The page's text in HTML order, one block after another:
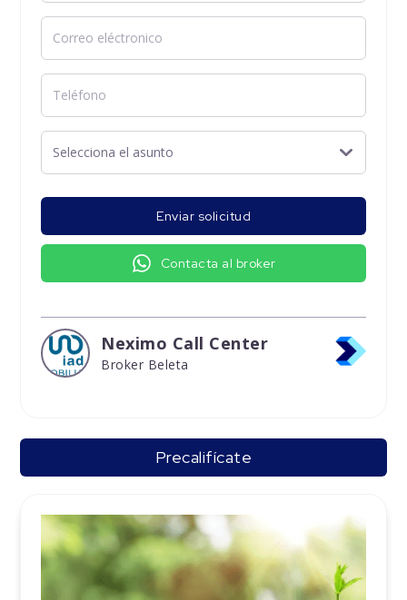
Enviar solicitud
Contacta al broker
Neximo Call Center
Broker Beleta
Precalifícate